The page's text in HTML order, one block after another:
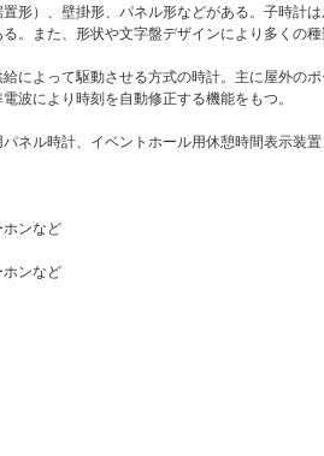
形）、壁掛形、パネル形などがある。子時計
。また、形状や文字盤デザインにより多くの種
によって駆動させる方式の時計。主に屋外の
波により時刻を自動修正する機能をもつ。
ネル時計、イベントホール用休憩時間表示装置
ホンなど
ホンなど